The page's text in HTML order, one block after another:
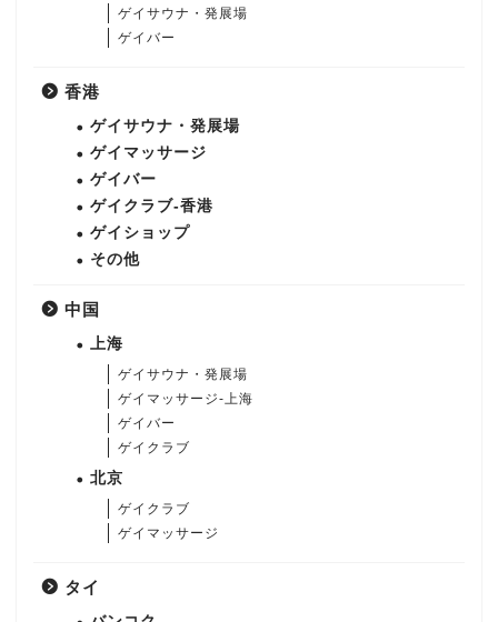
ゲイサウナ・発展場
ゲイバー
香港
ゲイサウナ・発展場
ゲイマッサージ
ゲイバー
ゲイクラブ-香港
ゲイショップ
その他
中国
上海
ゲイサウナ・発展場
ゲイマッサージ-上海
ゲイバー
ゲイクラブ
北京
ゲイクラブ
ゲイマッサージ
タイ